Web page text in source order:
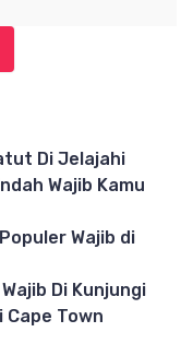
Di Jelajahi
Wajib Kamu
Wajib di
Di Kunjungi
Cape Town